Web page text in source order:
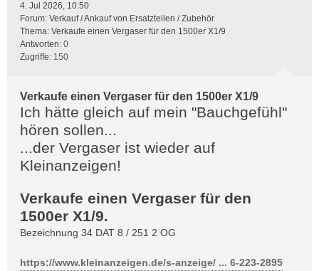
4. Jul 2026, 10:50
Forum: Verkauf / Ankauf von Ersatzteilen / Zubehör
Thema: Verkaufe einen Vergaser für den 1500er X1/9
Antworten: 0
Zugriffe: 150
Verkaufe einen Vergaser für den 1500er X1/9
Ich hätte gleich auf mein "Bauchgefühl"
hören sollen...
...der Vergaser ist wieder auf
Kleinanzeigen!
Verkaufe einen Vergaser für den
1500er X1/9.
Bezeichnung 34 DAT 8 / 251 2 OG
https://www.kleinanzeigen.de/s-anzeige/ ... 6-223-2895